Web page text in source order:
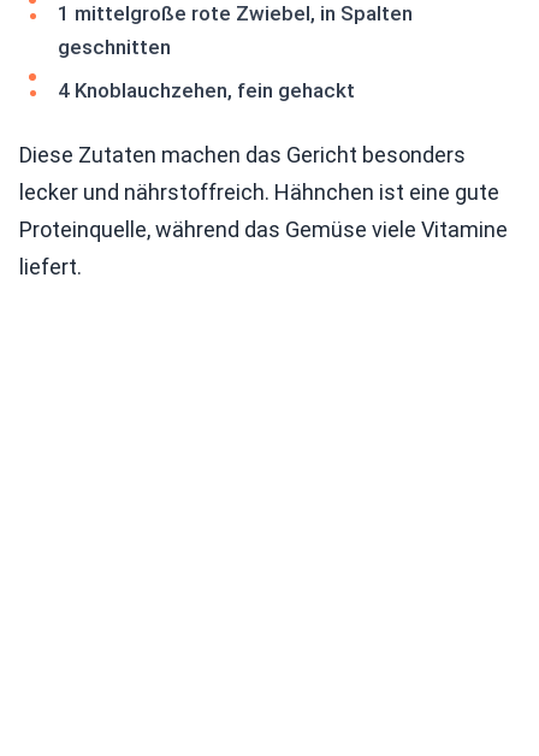
1 mittelgroße rote Zwiebel, in Spalten
geschnitten
4 Knoblauchzehen, fein gehackt
Diese Zutaten machen das Gericht besonders
lecker und nährstoffreich. Hähnchen ist eine gute
Proteinquelle, während das Gemüse viele Vitamine
liefert.